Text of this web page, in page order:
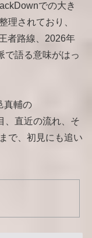
での大き
理されており、
者路線、2026年
で語る意味がはっ
真輔の
、直近の流れ、そ
で、初見にも追い